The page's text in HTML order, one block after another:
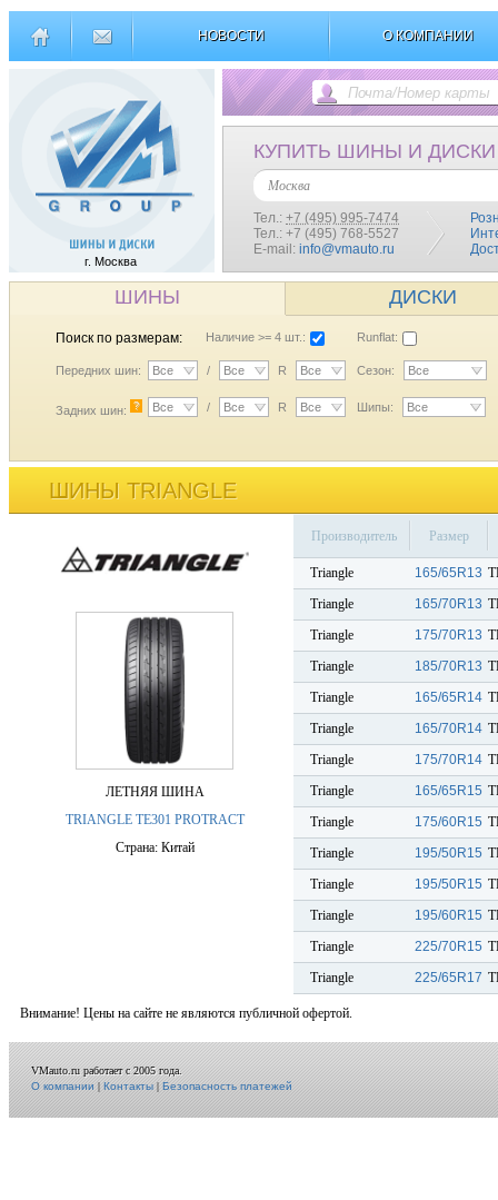
НОВОСТИ О КОМПАНИИ
г. Москва
КУПИТЬ ШИНЫ И ДИСКИ
Москва
Тел.: +7 (495) 995-7474
Тел.: +7 (495) 768-5527
E-mail: info@vmauto.ru
ШИНЫ ДИСКИ
Поиск по размерам: Наличие >= 4 шт.: Runflat:
Передних шин: Все / Все R Все Сезон: Все
Задних шин: ? Все / Все R Все Шипы: Все
ШИНЫ TRIANGLE
ЛЕТНЯЯ ШИНА
TRIANGLE TE301 PROTRACT
Страна: Китай
Производитель Размер
Triangle 165/65R13
Triangle
165/70R13
Triangle
175/70R13
Triangle
185/70R13
Triangle
165/65R14
Triangle
165/70R14
Triangle
175/70R14
Triangle
165/65R15
Triangle
175/60R15
Triangle
195/50R15
Triangle
195/50R15
Triangle
195/60R15
Triangle
225/70R15
Triangle
225/65R17
Внимание! Цены на сайте не являются публичной офертой.
VMauto.ru работает с 2005 года.
О компании|Контакты|Безопасность платежей